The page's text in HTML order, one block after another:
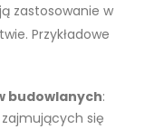
zastosowanie w
Przykładowe
budowlanych:
się